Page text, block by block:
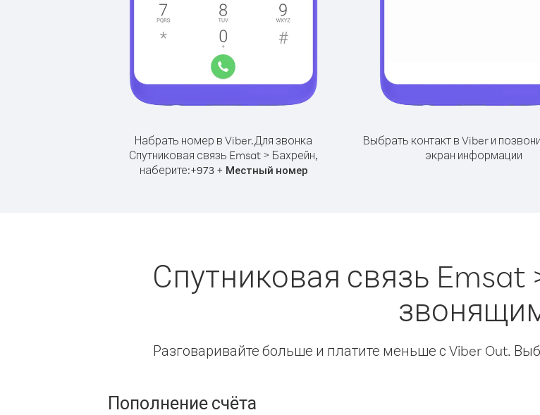
Набрать номер в Viber.Для звонка
Спутниковая связь Emsat > Бахрейн,
наберите:+973+ Местный номер
Выбрать контакт в Viber и
экран информации
Спутниковая связь Emsat
Разговаривайте больше и платите меньше с Viber Out.
Пополнение счёта